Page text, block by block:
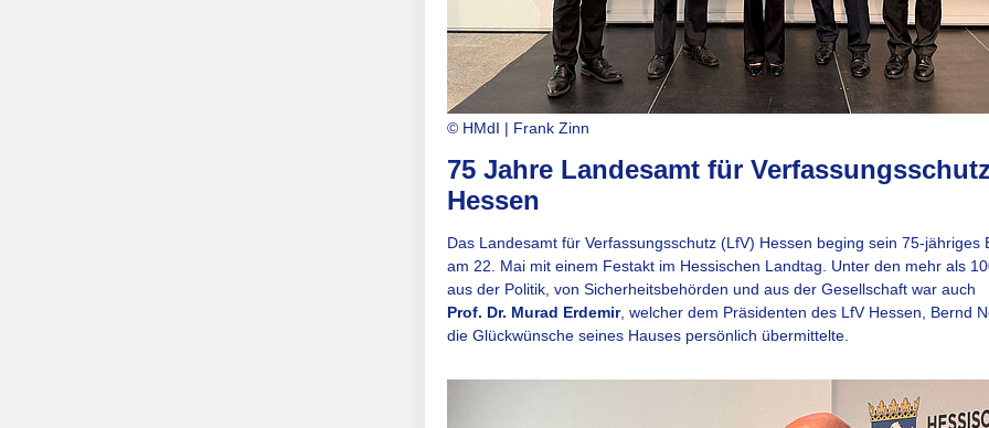
© HMdI | Frank Zinn
75 Jahre Landesamt für
Hessen
Das Landesamt für Verfassungsschutz (LfV) Hessen beging sein 75-jähriges
am 22. Mai mit einem Festakt im Hessischen Landtag. Unter den mehr als
aus der Politik, von Sicherheitsbehörden und aus der Gesellschaft war auch
Prof. Dr. Murad Erdemir, welcher dem Präsidenten des LfV Hessen, Bernd
die Glückwünsche seines Hauses persönlich übermittelte.